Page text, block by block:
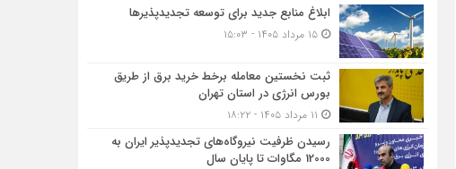
ابلاغ منابع جدید برای توسعه تجدیدپذیرها
۱۵ مرداد ۱۴۰۵ - ۱۵:۰۳
ثبت نخستین معامله برخط خرید برق از طریق
بورس انرژی در استان تهران
رسیدن ظرفیت نیروگاه‌های تجدیدپذیر ایران به
12000 مگاوات تا پایان سال